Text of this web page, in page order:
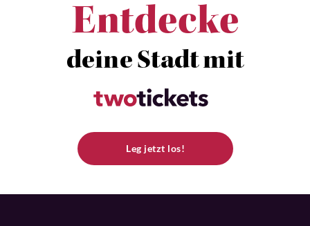
Entdecke
deine Stadt mit
Leg jetzt los!